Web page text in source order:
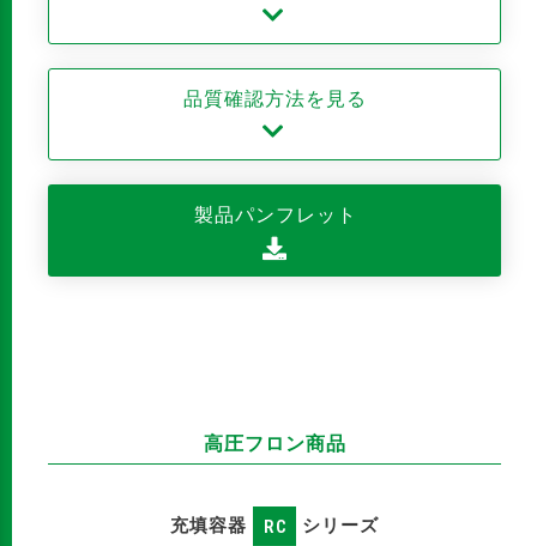
品質確認方法を見る
製品パンフレット
高圧フロン商品
充填容器 RC シリーズ